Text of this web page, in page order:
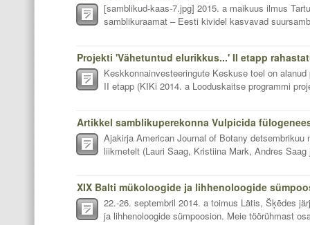
[samblikud-kaas-7.jpg] 2015. a maikuus ilmus
samblikuraamat – Eesti kividel kasvavad
Projekti 'Vähetuntud elurikkus...' II etapp
Keskkonnainvesteeringute Keskuse toel on
II etapp (KIKi 2014. a Looduskaitse programmi
Ajakirja American Journal of Botany detsembrikuu
liikmetelt (Lauri Saag, Kristiina Mark, Andres
22.-26. septembril 2014. a toimus Lätis, Šķēdes
ja lihhenoloogide sümpoosion. Meie töörühmast